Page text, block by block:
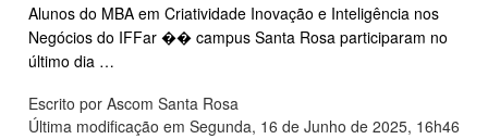
Alunos do MBA em Criatividade Inovação e Inteligência nos
Negócios do IFFar �� campus Santa Rosa participaram no
último dia …
Escrito por Ascom Santa Rosa
Última modificação em Segunda, 16 de Junho de 2025, 16h46